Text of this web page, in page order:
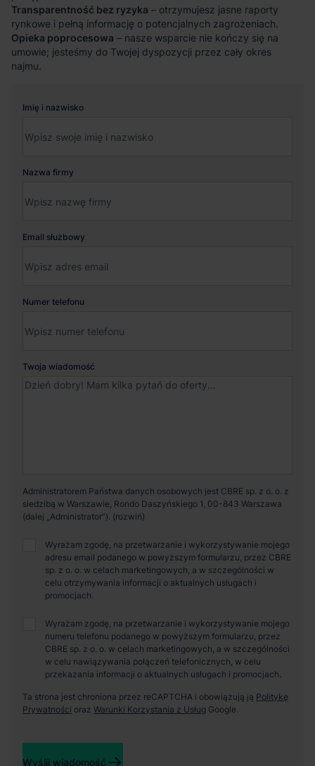
Transparentność bez ryzyka – otrzymujesz jasne raporty
rynkowe i pełną informację o potencjalnych zagrożeniach.
Opieka poprocesowa – nasze wsparcie nie kończy się na
umowie; jesteśmy do Twojej dyspozycji przez cały okres
najmu.
Imię i nazwisko
Nazwa firmy
Email służbowy
Numer telefonu
Twoja wiadomość
Administratorem Państwa danych osobowych jest CBRE sp. z o. o. z
siedzibą w Warszawie, Rondo Daszyńskiego 1, 00-843 Warszawa
(dalej „Administrator”).
Wyrażam zgodę, na przetwarzanie i wykorzystywanie mojego
adresu email podanego w powyższym formularzu, przez CBRE
sp. z o. o. w celach marketingowych, a w szczególności w
celu otrzymywania informacji o aktualnych usługach i
promocjach.
Wyrażam zgodę, na przetwarzanie i wykorzystywanie mojego
numeru telefonu podanego w powyższym formularzu, przez
CBRE sp. z o. o. w celach marketingowych, a w szczególności
w celu nawiązywania połączeń telefonicznych, w celu
przekazania informacji o aktualnych usługach i promocjach.
Ta strona jest chroniona przez reCAPTCHA i obowiązują ją Politykę
Prywatności oraz Warunki Korzystania z Usług Google.
Wyślij wiadomość